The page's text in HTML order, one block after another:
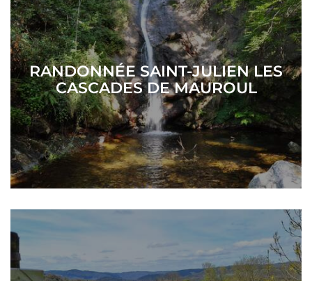
RANDONNÉE SAINT-JULIEN LES
CASCADES DE MAUROUL